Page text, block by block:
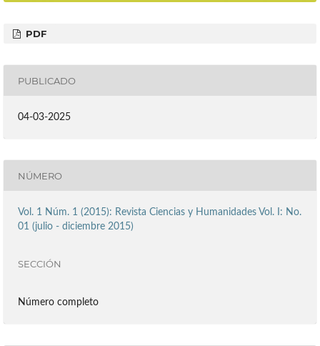
PDF
PUBLICADO
04-03-2025
NÚMERO
Vol. 1 Núm. 1 (2015): Revista Ciencias y Humanidades Vol. I: No.
01 (julio - diciembre 2015)
SECCIÓN
Número completo